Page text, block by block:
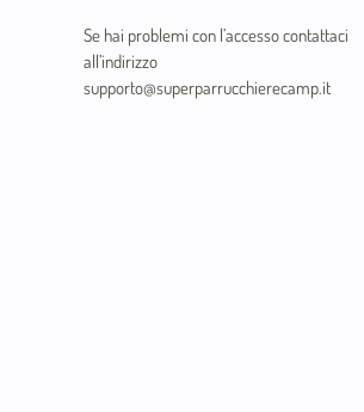
Se hai problemi con l’accesso contattaci
all’indirizzo
supporto@superparrucchierecamp.it